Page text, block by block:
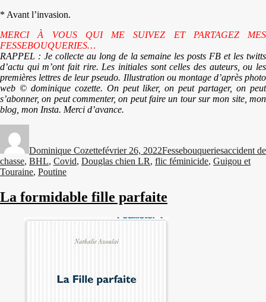
* Avant l’invasion.
MERCI À VOUS QUI ME SUIVEZ ET PARTAGEZ MES
FESSEBOUQUERIES…
RAPPEL : Je collecte au long de la semaine les posts FB et les twitts
d’actu qui m’ont fait rire. Les initiales sont celles des auteurs, ou les
premières lettres de leur pseudo. Illustration ou montage d’après photo
web © dominique cozette. On peut liker, on peut partager, on peut
s’abonner, on peut commenter, on peut faire un tour sur mon site, mon
blog, mon Insta. Merci d’avance.
Dominique Cozettefévrier 26, 2022Fessebouqueriesaccident de
chasse, BHL, Covid, Douglas chien LR, flic féminicide, Guigou et
Touraine, Poutine
La formidable fille parfaite